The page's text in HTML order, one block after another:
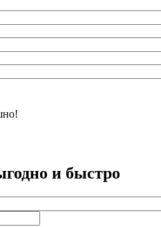
и быстро